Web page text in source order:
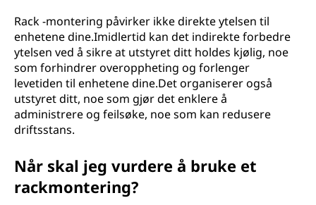
Rack -montering påvirker ikke direkte ytelsen til
enhetene dine.Imidlertid kan det indirekte forbedre
ytelsen ved å sikre at utstyret ditt holdes kjølig, noe
som forhindrer overoppheting og forlenger
levetiden til enhetene dine.Det organiserer også
utstyret ditt, noe som gjør det enklere å
administrere og feilsøke, noe som kan redusere
driftsstans.
Når skal jeg vurdere å bruke et
rackmontering?